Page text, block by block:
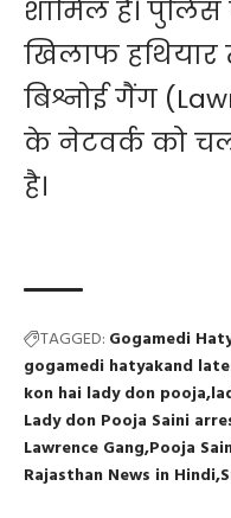
शामिल है।
खिलाफ
बिश्नोई गैंग
के नेटवर्क को
है।
TAGGED: Gogamedi
gogamedi hatyakand
kon hai lady don pooja
Lady don Pooja Saini
Lawrence Gang Pooja
Rajasthan News in Hindi